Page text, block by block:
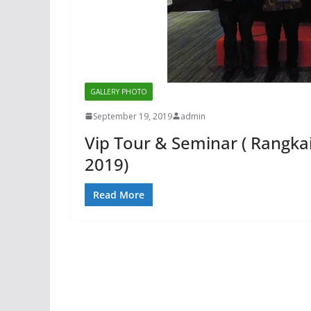
GALLERY PHOTO
September 19, 2019 admin
Vip Tour & Seminar (
2019)
Read More